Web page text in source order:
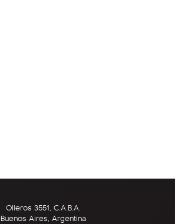
Olleros 3551, C.A.B.A.
Buenos Aires, Argentina